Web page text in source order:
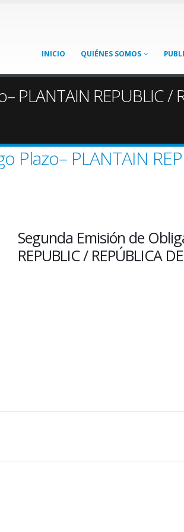
INICIO QUIÉNES SOMOS
REPUBLIC /
PLANTAIN
Segunda Emisión de
REPUBLIC / REPÚBLICA